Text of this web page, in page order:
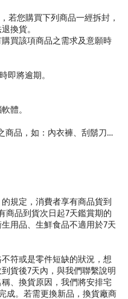
若您購買下列商品一經拆封，
換貨。
買該項商品之需求及意願時
即將逾期。
體。
商品，如：內衣褲、刮鬍刀…
規定，消費者享有商品貨到
商品到貨次日起7天鑑賞期的
用品、生鮮食品不適用於7天
符或是零件短缺的狀況，想
貨後7天內，與我們聯繫說明
、換貨原因，我們將安排宅
成。若需更換新品，換貨廠商